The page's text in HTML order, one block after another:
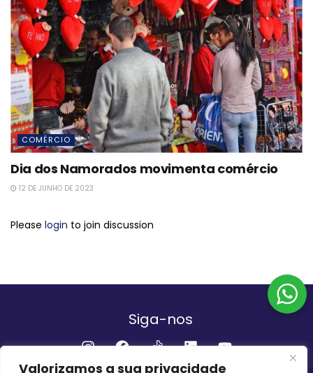
Valorizamos a sua privacidade
COMÉRCIO
Dia dos Namorados movimenta comércio
12 DE JUNHO DE 2023
Please login to join discussion
Siga-nos